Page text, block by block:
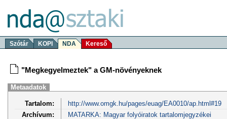
Szótár KOPI NDA Kereső
"Megkegyelmeztek" a GM-növényeknek
Metaadatok
Tartalom:
http://www.omgk.hu/pages/euag/EA0010/ap.html#19
Archívum:
MATARKA: Magyar folyóiratok tartalomjegyzékei